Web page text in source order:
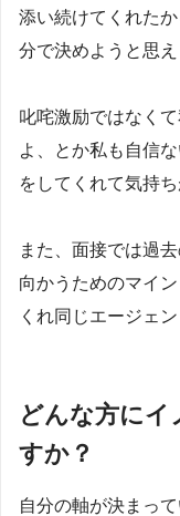
添い続けてくれた
分で決めようと思え
叱咤激励ではなく
よ、とか私も自信
をしてくれて気持
また、面接では過
向かうためのマイ
くれ同じエージェ
どんな方に
すか？
自分の軸が決まっ